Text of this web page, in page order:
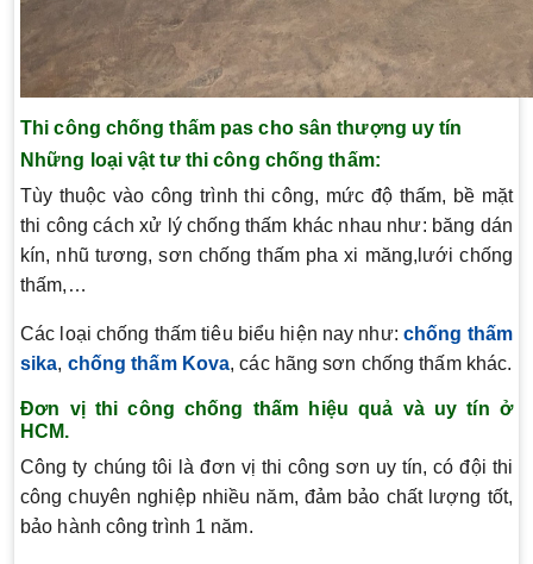
Thi công chống thấm pas cho sân thượng uy tín
Những loại vật tư thi công chống thấm:
Tùy thuộc vào công trình thi công, mức độ thấm, bề mặt
thi công cách xử lý chống thấm khác nhau như: băng dán
kín, nhũ tương, sơn chống thấm pha xi măng,lưới chống
thấm,…
Các loại chống thấm tiêu biểu hiện nay như: chống thấm
sika, chống thấm Kova, các hãng sơn chống thấm khác.
Đơn vị thi công chống thấm hiệu quả và uy tín ở
HCM.
Công ty chúng tôi là đơn vị thi công sơn uy tín, có đội thi
công chuyên nghiệp nhiều năm, đảm bảo chất lượng tốt,
bảo hành công trình 1 năm.